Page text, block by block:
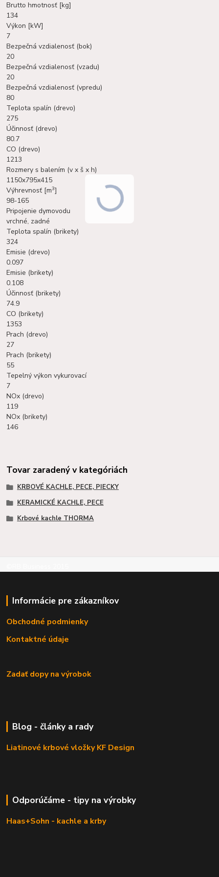
Brutto hmotnosť [kg]
134
Výkon [kW]
7
Bezpečná vzdialenosť (bok)
20
Bezpečná vzdialenosť (vzadu)
20
Bezpečná vzdialenosť (vpredu)
80
Teplota spalín (drevo)
275
Účinnosť (drevo)
80.7
CO (drevo)
1213
Rozmery s balením (v x š x h)
1150x795x415
Výhrevnosť [m3]
98-165
Pripojenie dymovodu
vrchné, zadné
Teplota spalín (brikety)
324
Emisie (drevo)
0.097
Emisie (brikety)
0.108
Účinnosť (brikety)
74.9
CO (brikety)
1353
Prach (drevo)
27
Prach (brikety)
55
Tepelný výkon vykurovací
7
NOx (drevo)
119
NOx (brikety)
146
Tovar zaradený v kategóriách
KRBOVÉ KACHLE, PECE, PIECKY
KERAMICKÉ KACHLE, PECE
Krbové kachle THORMA
Informácie pre zákazníkov
Obchodné podmienky
Kontaktné údaje
Zadať dopy na výrobok
Blog - články a rady
Liatinové krbové vložky KF Design
Odporúčáme - tipy na výrobky
Haas+Sohn - kachle a krby